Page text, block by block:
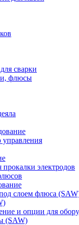
сварки
флюсы
электродов
слоем флюса
и опции для
(SAW)